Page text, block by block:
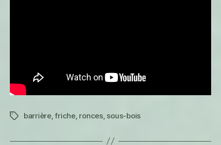
Étiquettes
barrière,friche, ronces, sous-bois